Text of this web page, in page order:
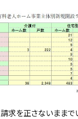
求を正さないままで